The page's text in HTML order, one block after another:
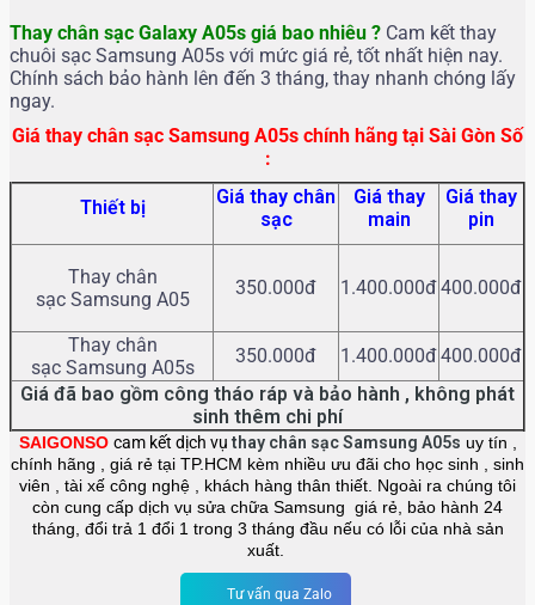
Thay chân sạc Galaxy A05s giá bao nhiêu ? Cam kết thay
chuôi sạc Samsung A05s với mức giá rẻ, tốt nhất hiện nay.
Chính sách bảo hành lên đến 3 tháng, thay nhanh chóng lấy
ngay.
Giá thay chân sạc Samsung A05s chính hãng tại Sài Gòn Số
:
Thiết bị
Giá thay chân
sạc
Giá thay
main
Giá thay
pin
Thay chân
sạc Samsung A05
350.000đ 1.400.000đ400.000đ
Thay chân
sạc Samsung A05s
350.000đ 1.400.000đ400.000đ
Giá đã bao gồm công tháo ráp và bảo hành , không phát
sinh thêm chi phí
SAIGONSO cam kết dịch vụthay chân sạcSamsung A05s uy tín ,
chính hãng , giá rẻ tại TP.HCM kèm nhiều ưu đãi cho học sinh , sinh
viên , tài xế công nghệ , khách hàng thân thiết. Ngoài ra chúng tôi
còn cung cấp dịch vụ sửa chữa Samsung giá rẻ, bảo hành 24
tháng, đổi trả 1 đổi 1 trong 3 tháng đầu nếu có lỗi của nhà sản
xuất.
Tư vấn qua Zalo